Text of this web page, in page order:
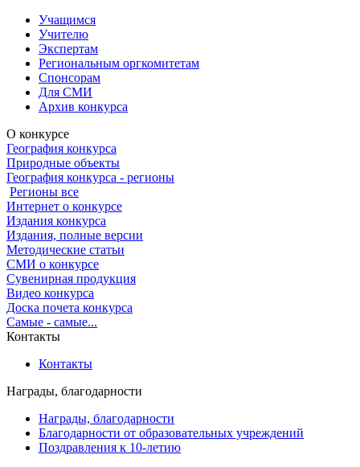
Учащимся
Учителю
Экспертам
Региональным оргкомитетам
Спонсорам
Для СМИ
Архив конкурса
О конкурсе
География конкурса
Природные объекты
География конкурса - регионы
Регионы все
Интернет о конкурсе
Издания конкурса
Издания, полные версии
Методические статьи
СМИ о конкурсе
Сувенирная продукция
Видео конкурса
Доска почета конкурса
Самые - самые...
Контакты
Контакты
Награды, благодарности
Награды, благодарности
Благодарности от образовательных учреждений
Поздравления к 10-летию